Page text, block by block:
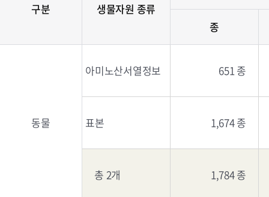
구분
생물자원 종류
종
동물
아미노산서열정보 651 종
표본 1,674 종
총 2개 1,784 종